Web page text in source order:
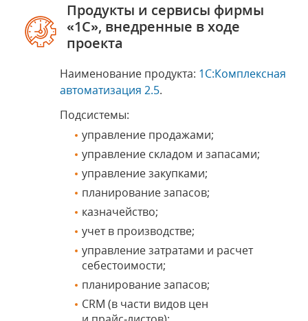
Продукты и сервисы фирмы
«1С», внедренные в ходе
проекта
Наименование продукта: 1С:Комплексная
автоматизация 2.5.
Подсистемы:
управление продажами;
управление складом и запасами;
управление закупками;
планирование запасов;
казначейство;
учет в производстве;
управление затратами и расчет
себестоимости;
планирование запасов;
CRM (в части видов цен